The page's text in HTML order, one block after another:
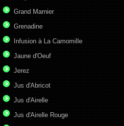
Grand Marnier
Grenadine
Infusion à La Camomille
Jaune d'Oeuf
Jerez
Jus d'Abricot
Jus d'Airelle
Jus d'Airelle Rouge